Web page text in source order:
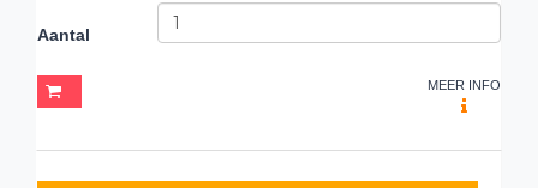
Aantal
MEER INFO